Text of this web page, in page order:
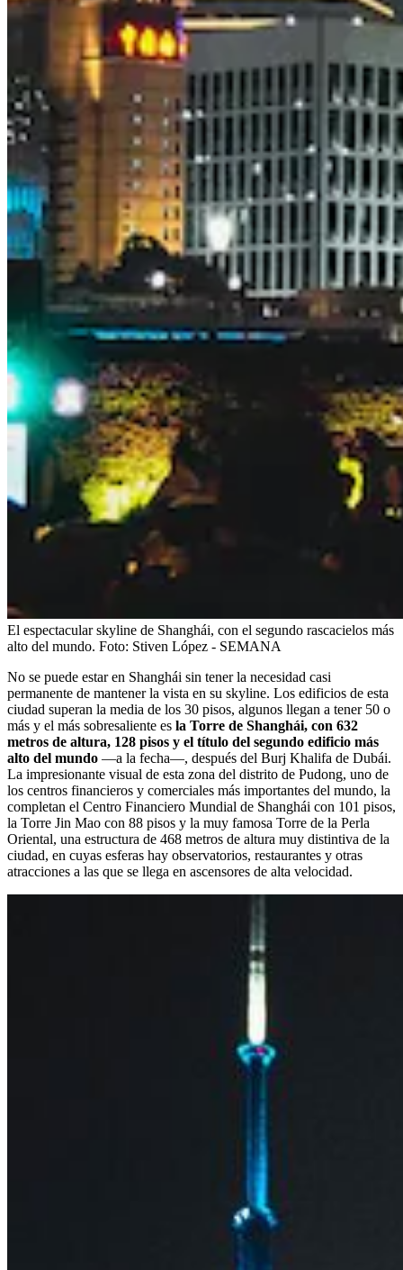
El espectacular skyline de Shanghái, con el segundo rascacielos más
alto del mundo. Foto: Stiven López - SEMANA
No se puede estar en Shanghái sin tener la necesidad casi
permanente de mantener la vista en su skyline. Los edificios de esta
ciudad superan la media de los 30 pisos, algunos llegan a tener 50 o
más y el más sobresaliente es la Torre de Shanghái, con 632
metros de altura, 128 pisos y el título del segundo edificio más
alto del mundo —a la fecha—, después del Burj Khalifa de Dubái.
La impresionante visual de esta zona del distrito de Pudong, uno de
los centros financieros y comerciales más importantes del mundo, la
completan el Centro Financiero Mundial de Shanghái con 101 pisos,
la Torre Jin Mao con 88 pisos y la muy famosa Torre de la Perla
Oriental, una estructura de 468 metros de altura muy distintiva de la
ciudad, en cuyas esferas hay observatorios, restaurantes y otras
atracciones a las que se llega en ascensores de alta velocidad.